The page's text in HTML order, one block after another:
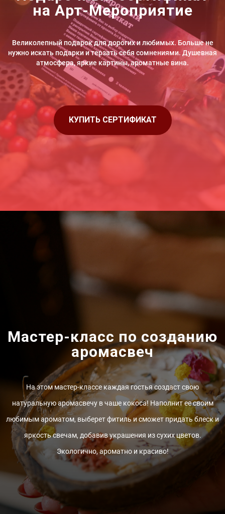
на Арт-Мероприятие
Великолепный подарок для дорогих и любимых. Больше не
нужно искать подарки и терзать себя сомнениями. Душевная
атмосфера, яркие картины, ароматные вина.
КУПИТЬ СЕРТИФИКАТ
Мастер-класс по созданию
аромасвеч
На этом мастер-классе каждая гостья создаст свою
натуральную аромасвечу в чаше кокоса! Наполнит ее своим
любимым ароматом, выберет фитиль и сможет придать блеск и
яркость свечам, добавив украшения из сухих цветов.
Экологично, ароматно и красиво!